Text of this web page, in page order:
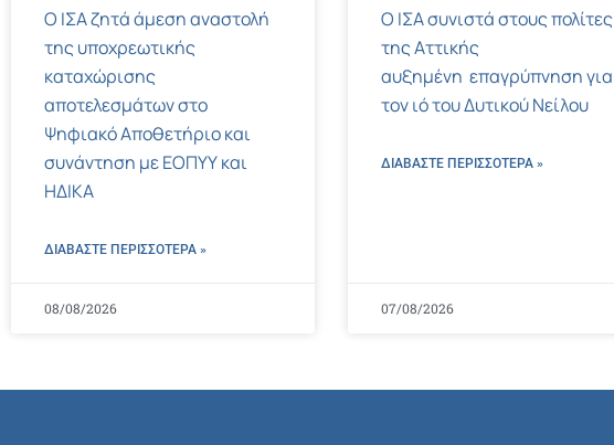
Ο ΙΣΑ ζητά άμεση αναστολή
της υποχρεωτικής
καταχώρισης
αποτελεσμάτων στο
Ψηφιακό Αποθετήριο και
συνάντηση με ΕΟΠΥΥ και
ΗΔΙΚΑ
ΔΙΑΒΑΣΤΕ ΠΕΡΙΣΣΌΤΕΡΑ »
08/08/2026
Ο ΙΣΑ συνιστά στους πολίτες
της Αττικής
αυξημένη επαγρύπνηση για
τον ιό του Δυτικού Νείλου
ΔΙΑΒΑΣΤΕ ΠΕΡΙΣΣΌΤΕΡΑ »
07/08/2026